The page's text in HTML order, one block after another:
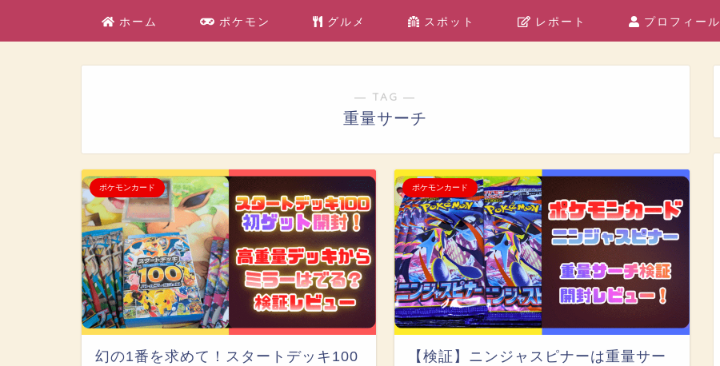
ホーム ポケモン グルメ スポット レポート プロフィール
― TAG ―
重量サーチ
ポケモンカード
幻の1番を求めて！スタートデッキ100
ポケモンカード
【検証】ニンジャスピナーは重量サー